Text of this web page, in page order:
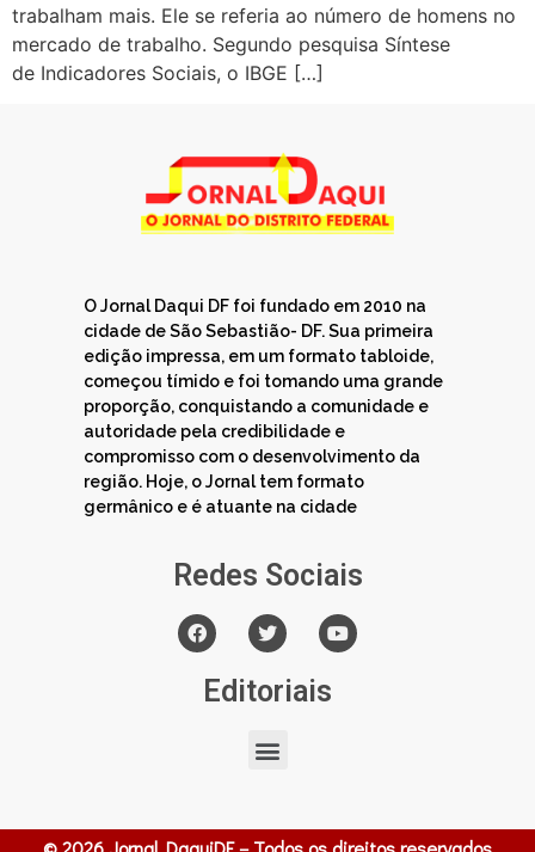
trabalham mais. Ele se referia ao número de homens no
mercado de trabalho. Segundo pesquisa Síntese
de Indicadores Sociais, o IBGE […]
O Jornal Daqui DF foi fundado em 2010 na
cidade de São Sebastião- DF. Sua primeira
edição impressa, em um formato tabloide,
começou tímido e foi tomando uma grande
proporção, conquistando a comunidade e
autoridade pela credibilidade e
compromisso com o desenvolvimento da
região. Hoje, o Jornal tem formato
germânico e é atuante na cidade
Redes Sociais
Editoriais